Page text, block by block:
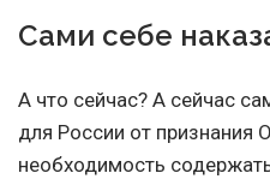
Сами себе
А что сейчас? А сейчас
для России от
необходимость